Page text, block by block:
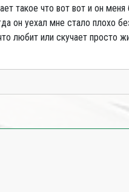
такое что вот вот и он меня
он уехал мне стало плохо
любит или скучает просто